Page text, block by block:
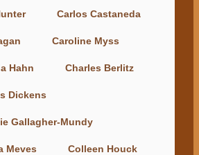
Carlos Castaneda
Caroline Myss
Hahn Charles Berlitz
Dickens
Gallagher-Mundy
Meves Colleen Houck